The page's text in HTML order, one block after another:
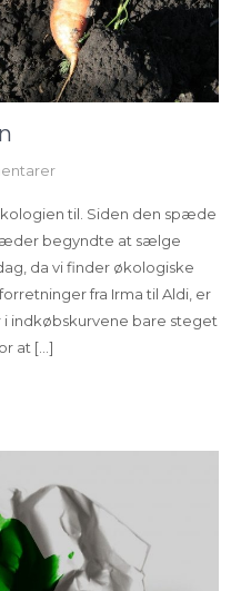
til. Siden den spæde
begyndte at sælge
da vi finder økologiske
fra Irma til Aldi, er
indkøbskurvene bare steget
at […]